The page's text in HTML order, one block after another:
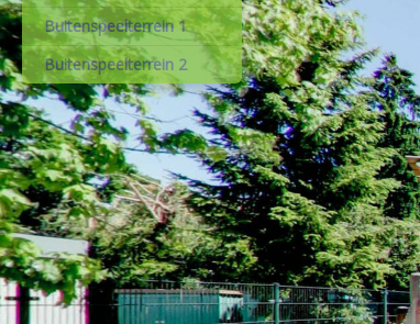
Buitenspeelterrein 1
Buitenspeelterrein 2